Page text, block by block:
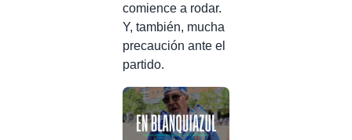
comience a rodar.
Y, también, mucha
precaución ante el
partido.